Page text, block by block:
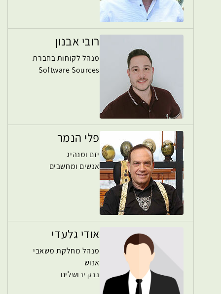
רובי אבנון
מנהל לקוחות בחברת
Software Sources
פלי הנמר
יזם ומנהיג
אנשים ומחשבים
אודי גלעדי
מנהל מחלקת משאבי
אנוש
בנק ירושלים